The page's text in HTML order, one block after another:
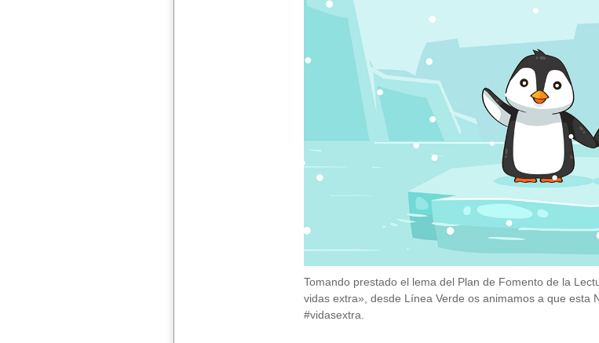
Tomando prestado el lema del Plan de Fomento de la
vidas extra», desde Línea Verde os animamos a que esta
#vidasextra.